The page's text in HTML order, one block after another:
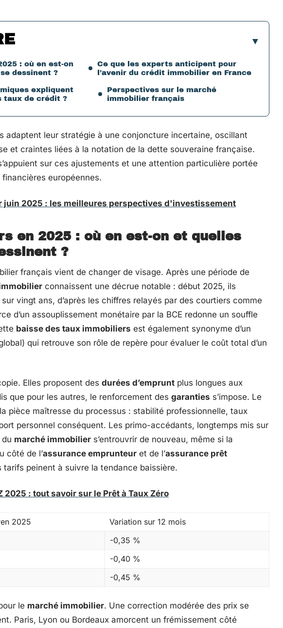
: où en est-on
dessinent ?
expliquent
taux de crédit ?
Ce que les experts anticipent pour
l’avenir du crédit immobilier en France
Perspectives sur le marché
immobilier français
adaptent leur stratégie à une conjoncture incertaine, oscillant
et craintes liées à la notation de la dette souveraine française.
sur ces ajustements et une attention particulière portée
européennes.
juin 2025 : les meilleures perspectives d'investissement
en 2025 : où en est-on et quelles
?
français vient de changer de visage. Après une période de
connaissent une décrue notable : début 2025, ils
vingt ans, d’après les chiffres relayés par des courtiers comme
d’un assouplissement monétaire par la BCE redonne un souffle
baisse des taux immobiliers est également synonyme d’un
qui retrouve son rôle de repère pour évaluer le coût total d’un
Elles proposent des durées d’emprunt plus longues aux
que pour les autres, le renforcement des garanties s’impose. Le
pièce maîtresse du processus : stabilité professionnelle, taux
personnel conséquent. Les primo-accédants, longtemps mis sur
marché immobilier s’entrouvrir de nouveau, même si la
côté de l’assurance emprunteur et de l’assurance prêt
tarifs peinent à suivre la tendance baissière.
2025 : tout savoir sur le Prêt à Taux Zéro
2025
Variation sur 12 mois
-0,35 %
-0,40 %
-0,45 %
le marché immobilier. Une correction modérée des prix se
Paris, Lyon ou Bordeaux amorcent un frémissement côté